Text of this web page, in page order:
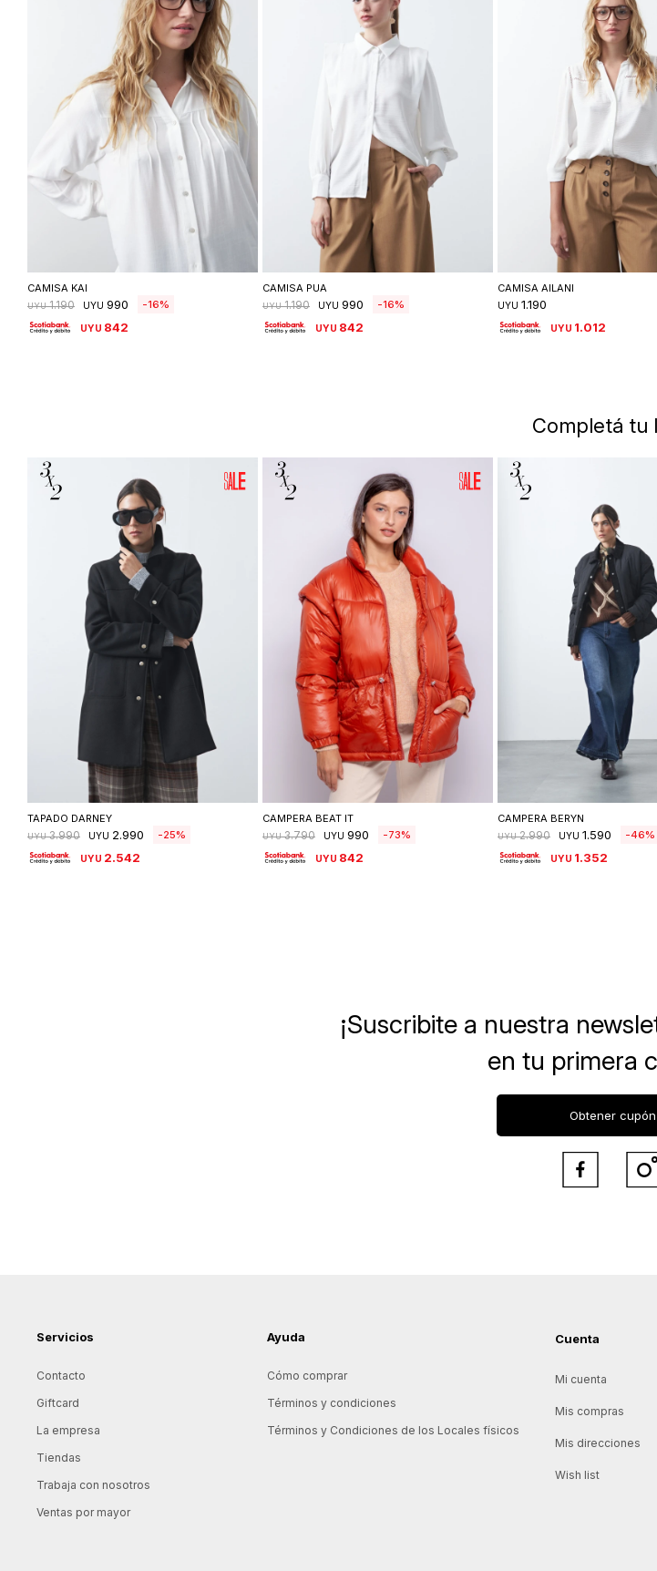
CAMISA KAI
UYU 1.190 UYU 990 16
UYU 842
Seleccionar talle
CAMISA PUA
UYU 1.190 UYU 990 16
UYU 842
Seleccionar talle
CAMISA AILANI
UYU 1.190
UYU 1.012
Completá tu
Seleccionar talle
TAPADO DARNEY
UYU 3.990 UYU 2.990 25
UYU 2.542
Seleccionar talle
CAMPERA BEAT IT
UYU 3.790 UYU 990 73
UYU 842
CAMPERA BERYN
UYU 2.990 UYU 1.590 46
UYU 1.352
Servicios
Contacto
Giftcard
La empresa
Tiendas
Trabaja con nosotros
Ventas por mayor
Ayuda
Cómo comprar
Términos y condiciones
Términos y Condiciones de los Locales físicos
Cuenta
Mi cuenta
Mis compras
Mis direcciones
Wish list
¡Suscribite a nuestra
en tu primera
Obtener cupón
 